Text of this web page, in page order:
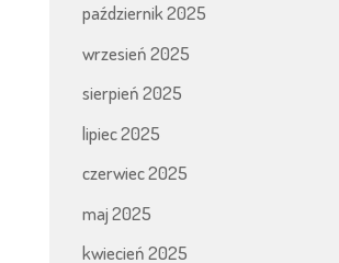
październik 2025
wrzesień 2025
sierpień 2025
lipiec 2025
czerwiec 2025
maj 2025
kwiecień 2025